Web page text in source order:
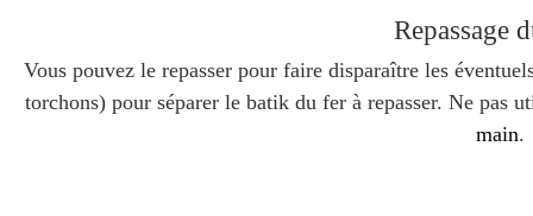
Repassage
Vous pouvez le repasser pour faire disparaître les
torchons) pour séparer le batik du fer à repasser. Ne pas
main.